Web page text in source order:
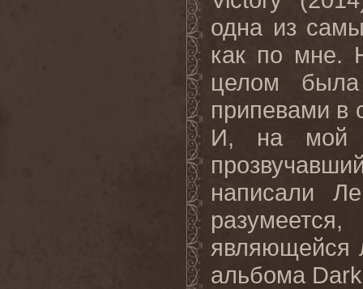
одна из
как по мне.
целом
припевами в
И, на мой
написали
являющейся
альбома